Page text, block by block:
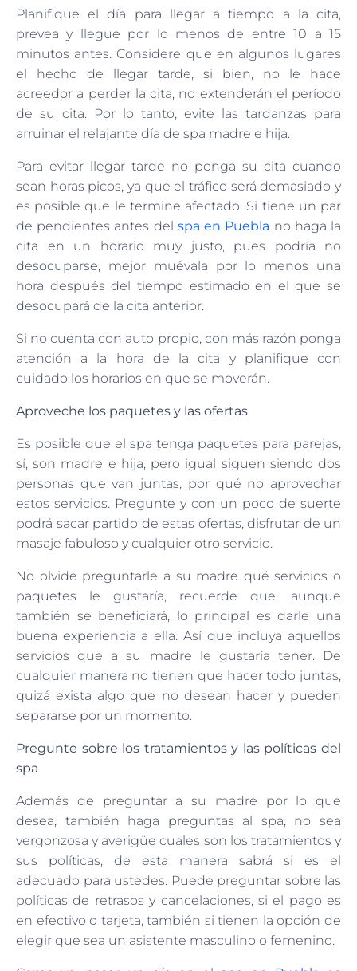
Planifique el día para llegar a tiempo a la cita,
prevea y llegue por lo menos de entre 10 a 15
minutos antes. Considere que en algunos lugares
el hecho de llegar tarde, si bien, no le hace
acreedor a perder la cita, no extenderán el período
de su cita. Por lo tanto, evite las tardanzas para
arruinar el relajante día de spa madre e hija.
Para evitar llegar tarde no ponga su cita cuando
sean horas picos, ya que el tráfico será demasiado y
es posible que le termine afectado. Si tiene un par
de pendientes antes del spa en Puebla no haga la
cita en un horario muy justo, pues podría no
desocuparse, mejor muévala por lo menos una
hora después del tiempo estimado en el que se
desocupará de la cita anterior.
Si no cuenta con auto propio, con más razón ponga
atención a la hora de la cita y planifique con
cuidado los horarios en que se moverán.
Aproveche los paquetes y las ofertas
Es posible que el spa tenga paquetes para parejas,
sí, son madre e hija, pero igual siguen siendo dos
personas que van juntas, por qué no aprovechar
estos servicios. Pregunte y con un poco de suerte
podrá sacar partido de estas ofertas, disfrutar de un
masaje fabuloso y cualquier otro servicio.
No olvide preguntarle a su madre qué servicios o
paquetes le gustaría, recuerde que, aunque
también se beneficiará, lo principal es darle una
buena experiencia a ella. Así que incluya aquellos
servicios que a su madre le gustaría tener. De
cualquier manera no tienen que hacer todo juntas,
quizá exista algo que no desean hacer y pueden
separarse por un momento.
Pregunte sobre los tratamientos y las políticas del
spa
Además de preguntar a su madre por lo que
desea, también haga preguntas al spa, no sea
vergonzosa y averigüe cuales son los tratamientos y
sus políticas, de esta manera sabrá si es el
adecuado para ustedes. Puede preguntar sobre las
políticas de retrasos y cancelaciones, si el pago es
en efectivo o tarjeta, también si tienen la opción de
elegir que sea un asistente masculino o femenino.